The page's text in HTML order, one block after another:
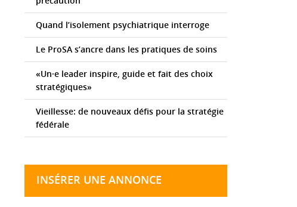
Quand l’isolement psychiatrique interroge
Le ProSA s’ancre dans les pratiques de soins
«Un·e leader inspire, guide et fait des choix
stratégiques»
Vieillesse: de nouveaux défis pour la stratégie
fédérale
INSÉRER UNE ANNONCE